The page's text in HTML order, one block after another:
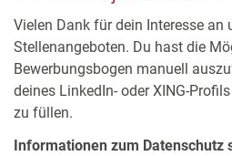
Vielen Dank für dein Interesse an
Stellenangeboten. Du hast die
Bewerbungsbogen manuell
deines LinkedIn- oder XING-
zu füllen.
Informationen zum Datenschutz